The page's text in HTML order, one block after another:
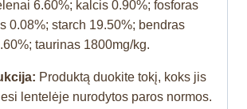
6.60%; kalcis 0.90%; fosforas
0.08%; starch 19.50%; bendras
taurinas 1800mg/kg.
Produktą duokite tokį, koks jis
lentelėje nurodytos paros normos.